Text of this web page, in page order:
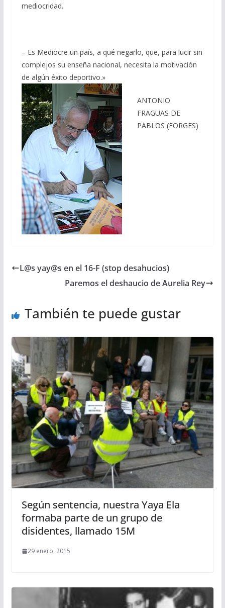
mediocridad.
– Es Mediocre un país, a qué negarlo, que, para lucir sin
complejos su enseña nacional, necesita la motivación
de algún éxito deportivo.»
ANTONIO
FRAGUAS DE
PABLOS (FORGES)
L@s yay@s en el 16-F (stop desahucios)
Paremos el deshaucio de Aurelia Rey
También te puede gustar
Según sentencia, nuestra Yaya Ela
formaba parte de un grupo de
disidentes, llamado 15M
29 enero, 2015